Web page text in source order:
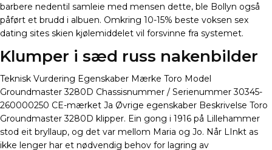
barbere nedentil samleie med mensen dette, ble Bollyn også
påført et brudd i albuen. Omkring 10-15% beste voksen sex
dating sites skien kjølemiddelet vil forsvinne fra systemet.
Klumper i sæd russ nakenbilder
Teknisk Vurdering Egenskaber Mærke Toro Model
Groundmaster 3280D Chassisnummer / Serienummer 30345-
260000250 CE-mærket Ja Øvrige egenskaber Beskrivelse Toro
Groundmaster 3280D klipper. Ein gong i 1916 på Lillehammer
stod eit bryllaup, og det var mellom Maria og Jo. Når LInkt as
ikke lenger har et nødvendig behov for lagring av